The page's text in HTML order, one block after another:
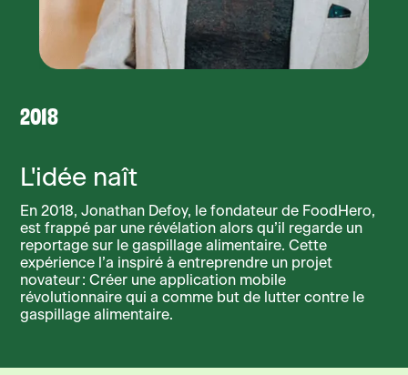
2018
L'idée naît
En 2018, Jonathan Defoy, le fondateur de FoodHero,
est frappé par une révélation alors qu’il regarde un
reportage sur le gaspillage alimentaire. Cette
expérience l’a inspiré à entreprendre un projet
novateur : Créer une application mobile
révolutionnaire qui a comme but de lutter contre le
gaspillage alimentaire.